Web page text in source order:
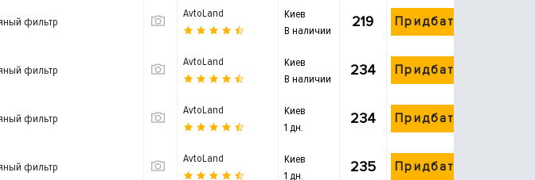
фильтр
AvtoLand
Киев
В наличии
219 Придбати
фильтр
AvtoLand
Киев
В наличии
234 Придбати
фильтр
AvtoLand
Киев
1 дн.
234 Придбати
фильтр
AvtoLand
Киев
1 дн.
235 Придбати